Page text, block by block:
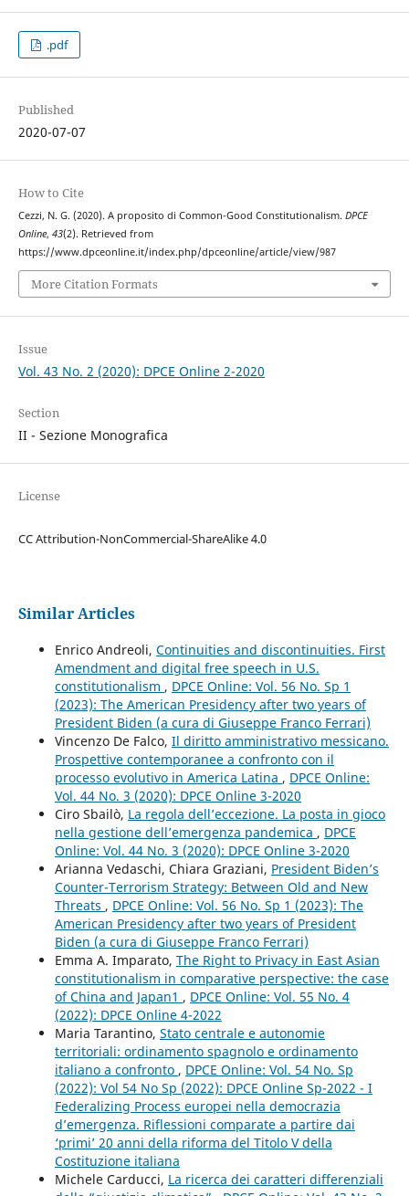
.pdf
Published
2020-07-07
How to Cite
Cezzi, N. G. (2020). A proposito di Common-Good Constitutionalism. DPCE
Online, 43(2). Retrieved from
https://www.dpceonline.it/index.php/dpceonline/article/view/987
More Citation Formats
Issue
Vol. 43 No. 2 (2020): DPCE Online 2-2020
Section
II - Sezione Monografica
License
CC Attribution-NonCommercial-ShareAlike 4.0
Similar Articles
Enrico Andreoli, Continuities and discontinuities. First
Amendment and digital free speech in U.S.
constitutionalism , DPCE Online: Vol. 56 No. Sp 1
(2023): The American Presidency after two years of
President Biden (a cura di Giuseppe Franco Ferrari)
Vincenzo De Falco, Il diritto amministrativo messicano.
Prospettive contemporanee a confronto con il
processo evolutivo in America Latina , DPCE Online:
Vol. 44 No. 3 (2020): DPCE Online 3-2020
Ciro Sbailò, La regola dell’eccezione. La posta in gioco
nella gestione dell’emergenza pandemica , DPCE
Online: Vol. 44 No. 3 (2020): DPCE Online 3-2020
Arianna Vedaschi, Chiara Graziani, President Biden’s
Counter-Terrorism Strategy: Between Old and New
Threats , DPCE Online: Vol. 56 No. Sp 1 (2023): The
American Presidency after two years of President
Biden (a cura di Giuseppe Franco Ferrari)
Emma A. Imparato, The Right to Privacy in East Asian
constitutionalism in comparative perspective: the case
of China and Japan1 , DPCE Online: Vol. 55 No. 4
(2022): DPCE Online 4-2022
Maria Tarantino, Stato centrale e autonomie
territoriali: ordinamento spagnolo e ordinamento
italiano a confronto , DPCE Online: Vol. 54 No. Sp
(2022): Vol 54 No Sp (2022): DPCE Online Sp-2022 - I
Federalizing Process europei nella democrazia
d’emergenza. Riflessioni comparate a partire dai
‘primi’ 20 anni della riforma del Titolo V della
Costituzione italiana
Michele Carducci, La ricerca dei caratteri differenziali